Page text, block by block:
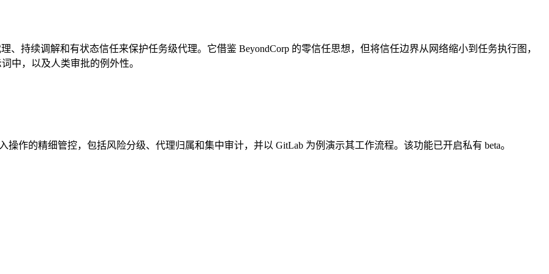
、持续调解和有状态信任来保护任务级代理。它借鉴 BeyondCorp 的零信任思想，但将信任边界从网络缩小到任务执行图，
中，以及人类审批的例外性。
操作的精细管控，包括风险分级、代理归属和集中审计，并以 GitLab 为例演示其工作流程。该功能已开启私有 beta。